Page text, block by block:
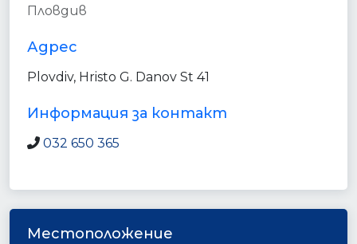
Пловдив
Адрес
Plovdiv, Hristo G. Danov St 41
Информация за контакт
032 650 365
Местоположение